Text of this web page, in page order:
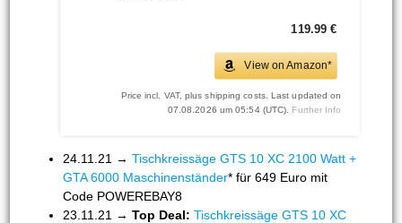
119.99 €
View on Amazon*
Price incl. VAT, plus shipping costs. Last updated on
07.08.2026 um 05:54 (UTC). Further Info
24.11.21 →Tischkreissäge GTS 10 XC 2100 Watt +
GTA 6000 Maschinenständer* für 649 Euro mit
Code POWEREBAY8
23.11.21 →Top Deal: Tischkreissäge GTS 10 XC